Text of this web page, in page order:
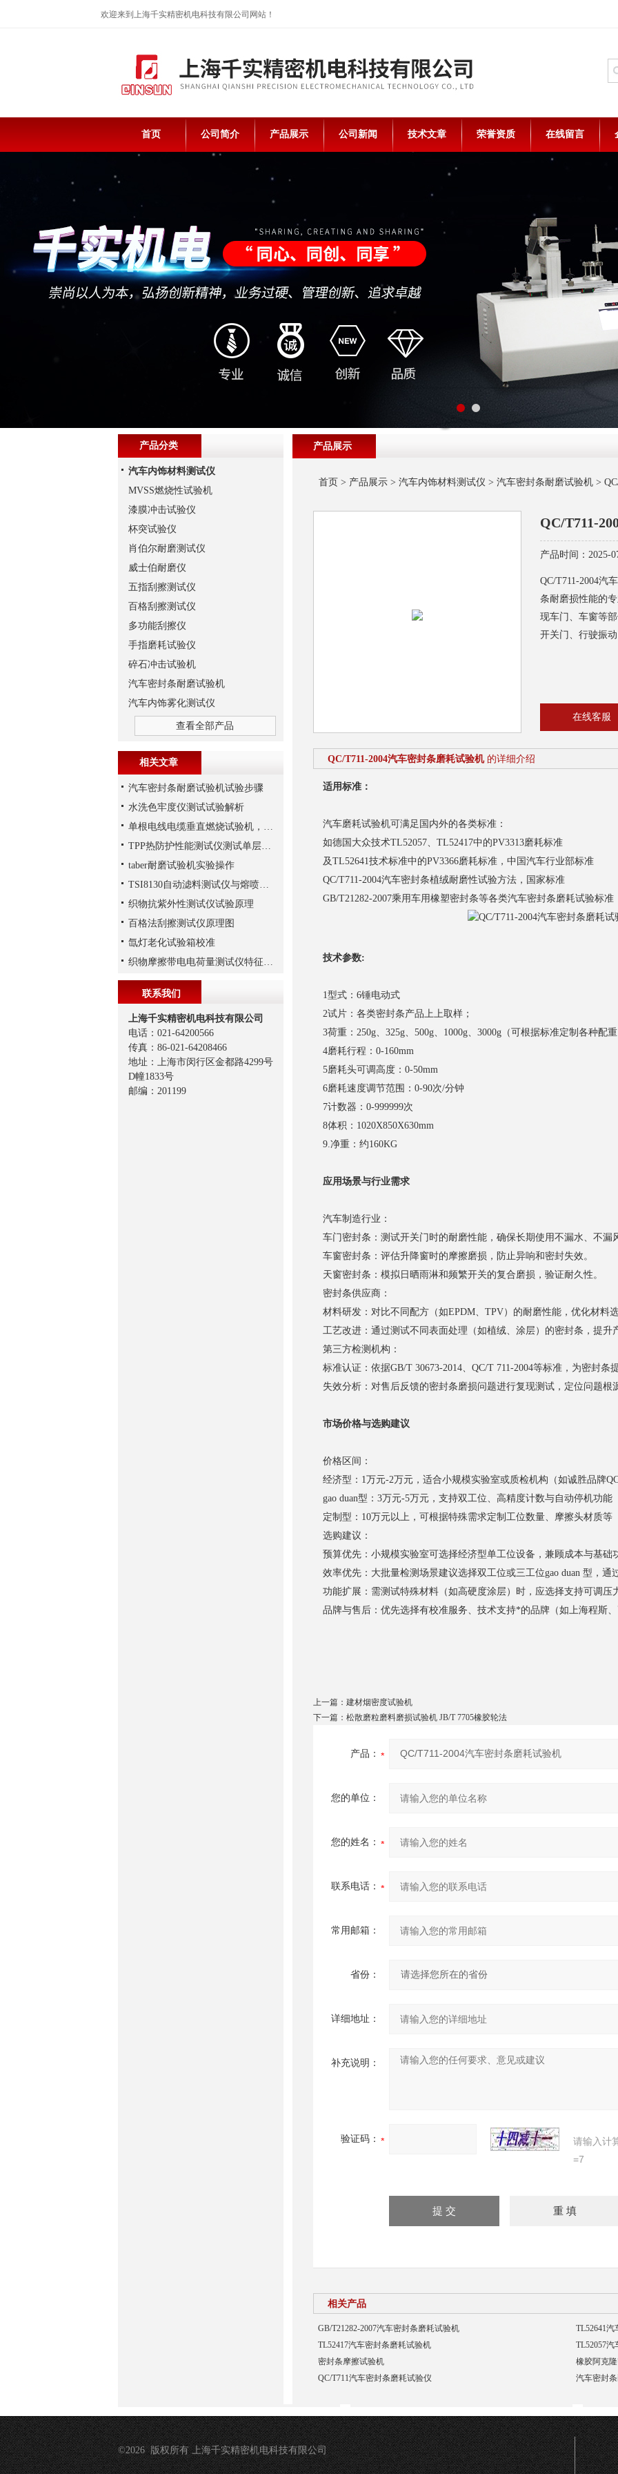
欢迎来到上海千实精密机电科技有限公司网站！
首页 公司简介 产品展示 公司新闻 技术文章 荣誉资质 在线留言
产品展示
首页 > 产品展示> 汽车内饰材料测试仪 > 汽车密封条耐磨试验机>
QC/T711-
产品时间：2025-
QC/T711-2004汽
条耐磨损性能的
现车门、车窗等
开关门、行驶振
在线客服
QC/T711-2004汽车密封条磨耗试验机 的详细介绍
适用标准：
汽车磨耗试验机可满足国内外的各类标准：
如德国大众技术TL52057、TL52417中的PV3313磨耗标准
及TL52641技术标准中的PV3366磨耗标准，中国汽车行业部标准
QC/T711-2004汽车密封条植绒耐磨性试验方法，国家标准
GB/T21282-2007乘用车用橡塑密封条等各类汽车密封条磨耗试验标准
技术参数:
1型式：6锤电动式
2试片：各类密封条产品上上取样；
3荷重：250g、325g、500g、1000g、3000g（可根据标准定制各种配
4磨耗行程：0-160mm
5磨耗头可调高度：0-50mm
6磨耗速度调节范围：0-90次/分钟
7计数器：0-999999次
8体积：1020X850X630mm
9.净重：约160KG
应用场景与行业需求
汽车制造行业：
车门密封条：测试开关门时的耐磨性能，确保长期使用不漏水、不漏
车窗密封条：评估升降窗时的摩擦磨损，防止异响和密封失效。
天窗密封条：模拟日晒雨淋和频繁开关的复合磨损，验证耐久性。
密封条供应商：
材料研发：对比不同配方（如EPDM、TPV）的耐磨性能，优化材料
工艺改进：通过测试不同表面处理（如植绒、涂层）的密封条，提升
第三方检测机构：
标准认证：依据GB/T 30673-2014、QC/T 711-2004等标准，为密封条
失效分析：对售后反馈的密封条磨损问题进行复现测试，定位问题根
市场价格与选购建议
价格区间：
经济型：1万元-2万元，适合小规模实验室或质检机构（如诚胜品牌
gao duan型：3万元-5万元，支持双工位、高精度计数与自动停机功能
定制型：10万元以上，可根据特殊需求定制工位数量、摩擦头材质等
选购建议：
预算优先：小规模实验室可选择经济型单工位设备，兼顾成本与基础
效率优先：大批量检测场景建议选择双工位或三工位gao duan 型，通
功能扩展：需测试特殊材料（如高硬度涂层）时，应选择支持可调压
品牌与售后：优先选择有校准服务、技术支持*的品牌（如上海程斯
上一篇： 建材烟密度试验机
下一篇： 松散磨粒磨料磨损试验机 JB/T 7705橡胶轮法
产品：
您的单位：
您的姓名：
联系电话：
常用邮箱：
省份：
详细地址：
补充说明：
验证码：
请输入计
=7
相关产品
GB/T21282-2007汽车密封条磨耗试验机
TL52641
TL52417汽车密封条磨耗试验机
TL52057
密封条摩擦试验机
橡胶阿克
QC/T711汽车密封条磨耗试验仪
汽车密封
产品分类
汽车内饰材料测试仪
MVSS燃烧性试验机
漆膜冲击试验仪
杯突试验仪
肖伯尔耐磨测试仪
威士伯耐磨仪
五指刮擦测试仪
百格刮擦测试仪
多功能刮擦仪
手指磨耗试验仪
碎石冲击试验机
汽车密封条耐磨试验机
汽车内饰雾化测试仪
查看全部产品
相关文章
汽车密封条耐磨试验机试验步骤
水洗色牢度仪测试试验解析
单根电线电缆垂直燃烧试验机，火焰垂直蔓延试验
TPP热防护性能测试仪测试单层织物湿态热防护性解析
taber耐磨试验机实验操作
TSI8130自动滤料测试仪与熔喷法非织造布技术
织物抗紫外性测试仪试验原理
百格法刮擦测试仪原理图
氙灯老化试验箱校准
织物摩擦带电电荷量测试仪特征与参数
联系我们
上海千实精密机电科技有限公司
电话：021-64200566
传真：86-021-64208466
地址：上海市闵行区金都路4299号
D幢1833号
邮编：201199
©2026 版权所有 上海千实精密机电科技有限公司